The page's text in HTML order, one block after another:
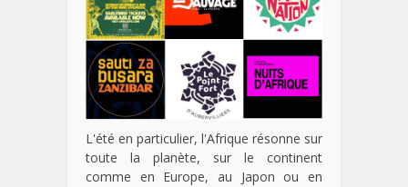
L'été en particulier, l'Afrique résonne sur
toute la planète, sur le continent
comme en Europe, au Japon ou en